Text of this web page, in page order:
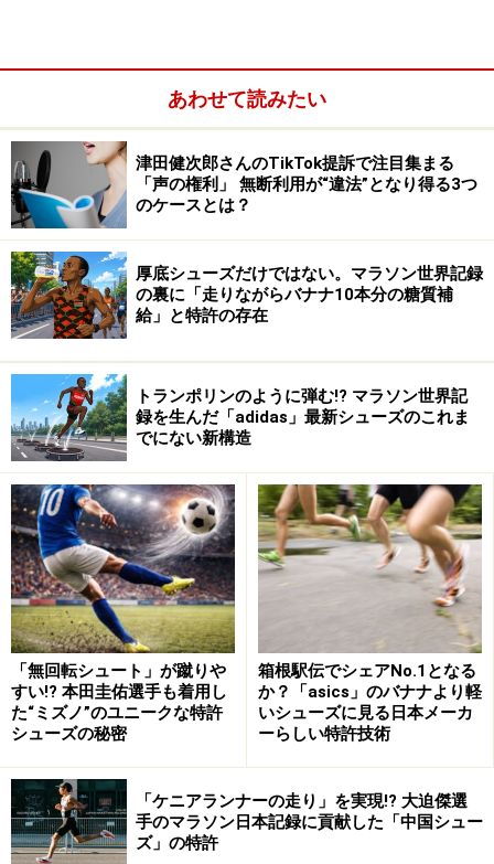
東京電力株式会社(以下、「東京電力」)です。ですか
ら、東京電力は、原子力損害賠償法第3条第1項に基づい
て、原子力による損害を、被害を受けた人に対して賠償
する義務があるということになります。
なお、原子力損害賠償法第4条第1項は、「前条の場合に
おいては、同条の規定により損害を賠償する責めに任ず
べき原子力事業者以外の者は、その損害を賠償する責め
に任じない。」と規定しており、原子力事業者以外の者
への責任追及を認めていません。今回の事故について
は、福島原発の設計にかかわった米国原発メーカーのゼ
ネラル・エレクトリック（GE）社や東芝の責任を問う声
もありますが、原子力損害賠償法第4条第1項があること
から、東京電力以外に対する賠償請求は難しいと考えら
あわせて読みたい
津田健次郎さんのTikTok提訴で注目集まる
「声の権利」 無断利用が“違法”となり得る3つ
のケースとは？
厚底シューズだけではない。マラソン世界記録
の裏に「走りながらバナナ10本分の糖質補
給」と特許の存在
トランポリンのように弾む!? マラソン世界記
録を生んだ「adidas」最新シューズのこれま
でにない新構造
「無回転シュート」が蹴りや
すい!? 本田圭佑選手も着用し
た“ミズノ”のユニークな特許
シューズの秘密
箱根駅伝でシェアNo.1となる
か？「asics」のバナナより軽
いシューズに見る日本メーカ
ーらしい特許技術
「ケニアランナーの走り」を実現!? 大迫傑選
手のマラソン日本記録に貢献した「中国シュー
ズ」の特許